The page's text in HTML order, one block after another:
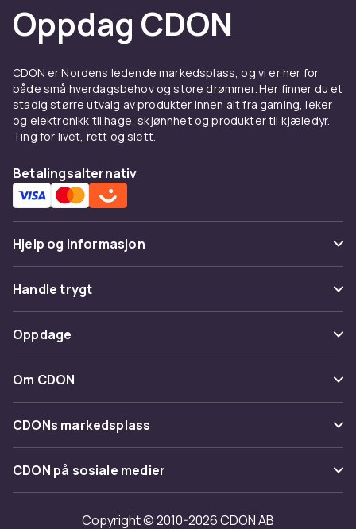
Oppdag CDON
CDON er Nordens ledende markedsplass, og vi er her for
både små hverdagsbehov og store drømmer. Her finner du et
stadig større utvalg av produkter innen alt fra gaming, leker
og elektronikk til hage, skjønnhet og produkter til kjæledyr.
Ting for livet, rett og slett.
Betalingsalternativ
Hjelp og informasjon
Vanlige spørsmål
Spor pakke
Angre & returner her
Kontakt oss
Handle trygt
Betaling
Levering
Tilbakekallinger
Oppdage
Kategorier
Varemerker
Om CDON
Om oss
Kundeanmeldelser
Jobbe på CDON
Investor relations
CDONs markedsplass
Merchant Help Center
CDON på sosiale medier
Copyright © 2010-2026 CDON AB